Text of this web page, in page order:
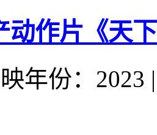
动作片《天
映年份：2023 |